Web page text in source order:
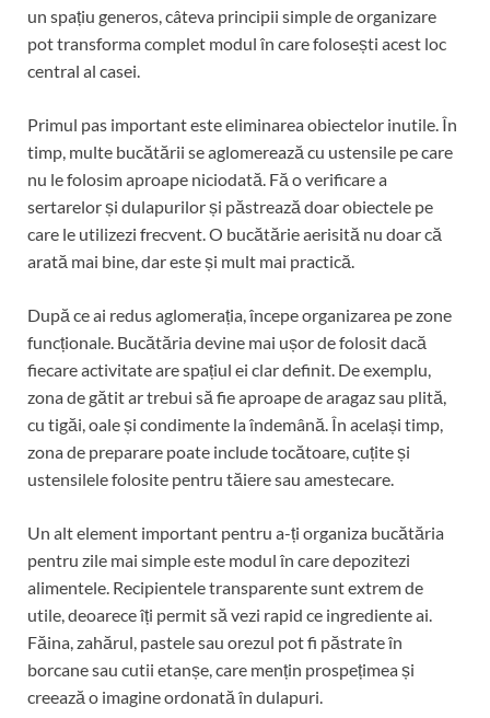
un spațiu generos, câteva principii simple de organizare
pot transforma complet modul în care folosești acest loc
central al casei.
Primul pas important este eliminarea obiectelor inutile. În
timp, multe bucătării se aglomerează cu ustensile pe care
nu le folosim aproape niciodată. Fă o verificare a
sertarelor și dulapurilor și păstrează doar obiectele pe
care le utilizezi frecvent. O bucătărie aerisită nu doar că
arată mai bine, dar este și mult mai practică.
După ce ai redus aglomerația, începe organizarea pe zone
funcționale. Bucătăria devine mai ușor de folosit dacă
fiecare activitate are spațiul ei clar definit. De exemplu,
zona de gătit ar trebui să fie aproape de aragaz sau plită,
cu tigăi, oale și condimente la îndemână. În același timp,
zona de preparare poate include tocătoare, cuțite și
ustensilele folosite pentru tăiere sau amestecare.
Un alt element important pentru a-ți organiza bucătăria
pentru zile mai simple este modul în care depozitezi
alimentele. Recipientele transparente sunt extrem de
utile, deoarece îți permit să vezi rapid ce ingrediente ai.
Făina, zahărul, pastele sau orezul pot fi păstrate în
borcane sau cutii etanșe, care mențin prospețimea și
creează o imagine ordonată în dulapuri.